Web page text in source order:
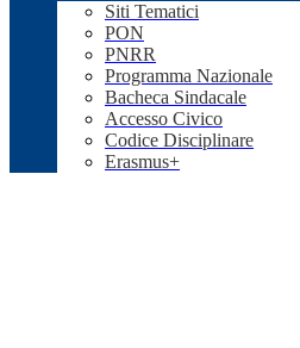
Siti Tematici
PON
PNRR
Programma Nazionale
Bacheca Sindacale
Accesso Civico
Codice Disciplinare
Erasmus+